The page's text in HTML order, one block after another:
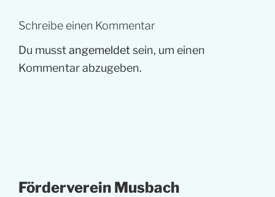
Schreibe einen Kommentar
Du musstangemeldetsein, um einen
Kommentar abzugeben.
Förderverein Musbach